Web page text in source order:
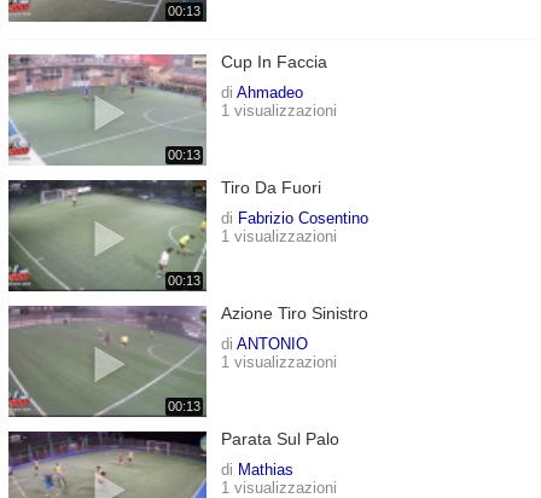
00:13
00:13
Cup In Faccia
di Ahmadeo
1 visualizzazioni
00:13
Tiro Da Fuori
di Fabrizio Cosentino
1 visualizzazioni
00:13
Azione Tiro Sinistro
di ANTONIO
1 visualizzazioni
Parata Sul Palo
di Mathias
1 visualizzazioni